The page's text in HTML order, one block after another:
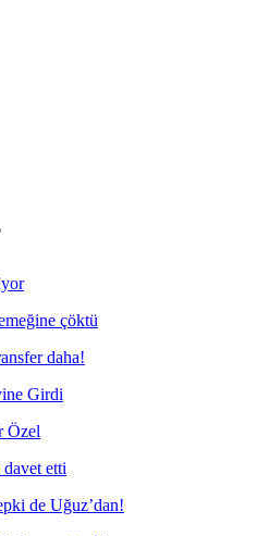
çöktü
daha!
Girdi
Özel
etti
de Uğuz’dan!